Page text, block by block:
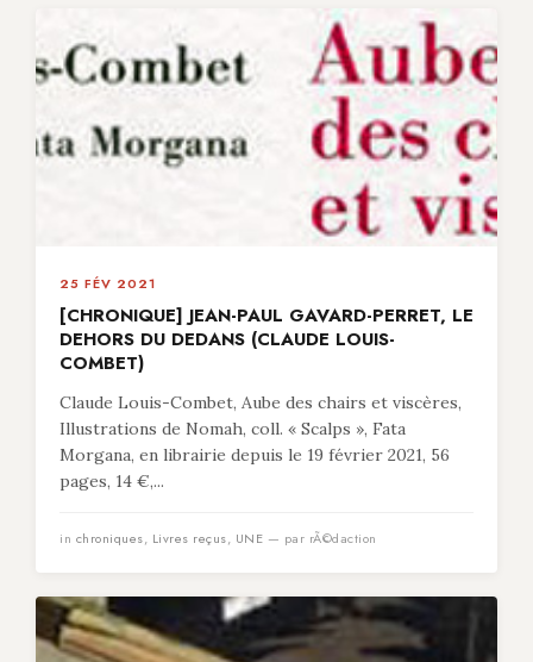
25 FÉV 2021
[CHRONIQUE] JEAN-PAUL GAVARD-PERRET, LE
DEHORS DU DEDANS (CLAUDE LOUIS-
COMBET)
Claude Louis-Combet, Aube des chairs et viscères,
Illustrations de Nomah, coll. « Scalps », Fata
Morgana, en librairie depuis le 19 février 2021, 56
pages, 14 €,...
in chroniques, Livres reçus, UNE — par rÃ©daction